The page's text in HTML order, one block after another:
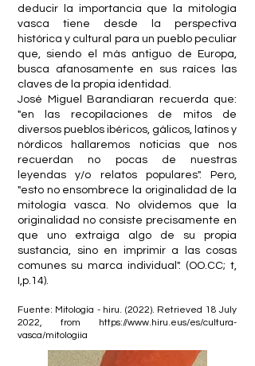
deducir la importancia que la mitología
vasca tiene desde la perspectiva
histórica y cultural para un pueblo peculiar
que, siendo el más antiguo de Europa,
busca afanosamente en sus raíces las
claves de la propia identidad.
José Miguel Barandiaran recuerda que:
"en las recopilaciones de mitos de
diversos pueblos ibéricos, gálicos, latinos y
nórdicos hallaremos noticias que nos
recuerdan no pocas de nuestras
leyendas y/o relatos populares". Pero,
"esto no ensombrece la originalidad de la
mitología vasca. No olvidemos que la
originalidad no consiste precisamente en
que uno extraiga algo de su propia
sustancia, sino en imprimir a las cosas
comunes su marca individual". (OO.CC; t,
I,p.14).
Fuente: Mitología - hiru. (2022). Retrieved 18 July
2022, from https://www.hiru.eus/es/cultura-
vasca/mitologiia